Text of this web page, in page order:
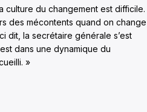
culture du changement est difficile.
des mécontents quand on
dit, la secrétaire générale s’est
dans une dynamique du
»